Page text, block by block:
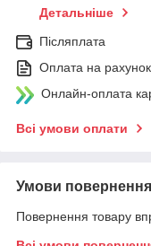
Детальніше
Післяплата
Оплата на рахунок
Онлайн-оплата
Всі умови оплати
Умови повернення
Повернення товару